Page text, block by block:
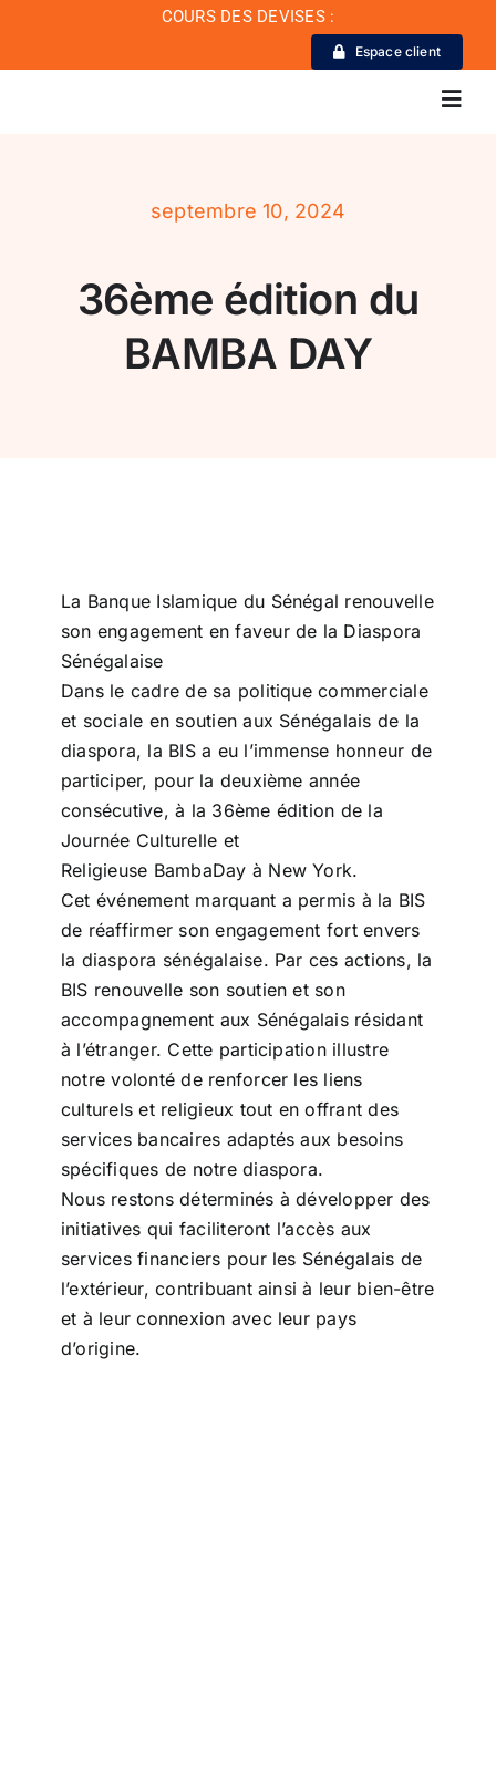
contenu
COURS DES DEVISES :
Espace client
Conseil de conformité
Carrière
septembre 10, 2024
36ème édition du
BAMBA DAY
La Banque Islamique du Sénégal renouvelle
son engagement en faveur de la Diaspora
Sénégalaise
Dans le cadre de sa politique commerciale
et sociale en soutien aux Sénégalais de la
diaspora, la BISa eu l’immense honneur de
participer, pour la deuxième année
consécutive, à la 36ème édition de la
Journée Culturelle et
Religieuse BambaDay à New York.
Cet événement marquant a permis à la BIS
de réaffirmer sonengagement fort envers
la diaspora sénégalaise. Par ces actions, la
BIS renouvelle son soutien et son
accompagnement aux Sénégalais résidant
à l’étranger. Cette participation illustre
notre volonté de renforcer les liens
culturels et religieux tout en offrant des
services bancaires adaptés aux besoins
spécifiques de notre diaspora.
Nous restons déterminés à développer des
initiatives qui faciliteront l’accès aux
services financiers pour les Sénégalais de
l’extérieur, contribuant ainsi à leur bien-être
et à leur connexion avec leur pays
d’origine.